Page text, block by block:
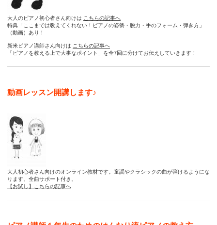
大人のピアノ初心者さん向けは こちらの記事へ
特典「ここまでは教えてくれない！ピアノの姿勢・脱力・手のフォーム・弾き方」
（動画）あり！
新米ピアノ講師さん向けは こちらの記事へ
「ピアノを教える上で大事なポイント」を全7回に分けてお伝えしていきます！
動画レッスン開講します♪
大人初心者さん向けのオンライン教材です。童謡やクラシックの曲が弾けるようにな
ります。全曲サポート付き。
【お試し】こちらの記事へ